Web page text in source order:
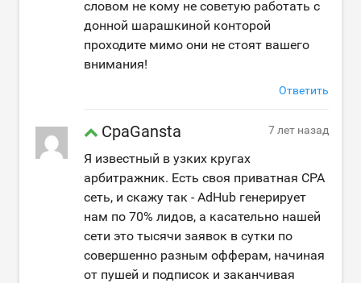
словом не кому не советую работать с
донной шарашкиной конторой
проходите мимо они не стоят вашего
внимания!
Ответить
CpaGansta 7 лет назад
Я известный в узких кругах
арбитражник. Есть своя приватная CPA
сеть, и скажу так - AdHub генерирует
нам по 70% лидов, а касательно нашей
сети это тысячи заявок в сутки по
совершенно разным офферам, начиная
от пушей и подписок и заканчивая